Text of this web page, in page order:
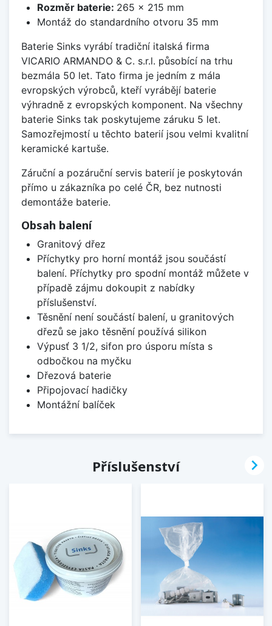
Rozměr baterie: 265 x 215 mm
Montáž do standardního otvoru 35 mm
Baterie Sinks vyrábí tradiční italská firma
VICARIO ARMANDO & C. s.r.l. působící na trhu
bezmála 50 let. Tato firma je jedním z mála
evropských výrobců, kteří vyrábějí baterie
výhradně z evropských komponent. Na všechny
baterie Sinks tak poskytujeme záruku 5 let.
Samozřejmostí u těchto baterií jsou velmi kvalitní
keramické kartuše.
Záruční a pozáruční servis baterií je poskytován
přímo u zákazníka po celé ČR, bez nutnosti
demontáže baterie.
Obsah balení
Granitový dřez
Příchytky pro horní montáž jsou součástí
balení. Příchytky pro spodní montáž můžete v
případě zájmu dokoupit z nabídky
příslušenství.
Těsnění není součástí balení, u granitových
dřezů se jako těsnění používá silikon
Výpusť 3 1/2, sifon pro úsporu místa s
odbočkou na myčku
Dřezová baterie
Připojovací hadičky
Montážní balíček
Příslušenství 